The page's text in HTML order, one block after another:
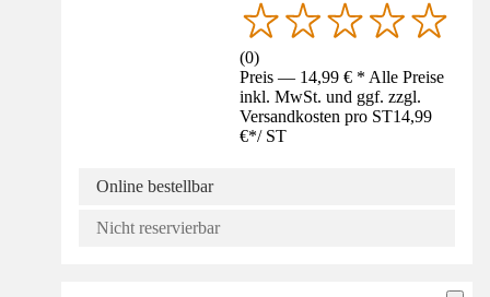
(0)
Preis — 14,99 € * Alle Preise
inkl. MwSt. und ggf. zzgl.
Versandkosten pro ST14,99
€*/ ST
Online bestellbar
Nicht reservierbar